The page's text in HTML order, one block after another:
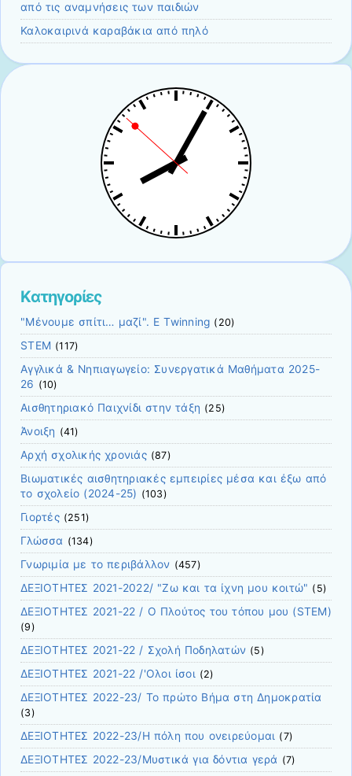
από τις αναμνήσεις των παιδιών
Καλοκαιρινά καραβάκια από πηλό
Kατηγορίες
"Mένουμε σπίτι… μαζί". E Twinning (20)
STEM (117)
Αγγλικά & Νηπιαγωγείο: Συνεργατικά Μαθήματα 2025-
26 (10)
Αισθητηριακό Παιχνίδι στην τάξη (25)
Άνοιξη (41)
Αρχή σχολικής χρονιάς(87)
Βιωματικές αισθητηριακές εμπειρίες μέσα και έξω από
το σχολείο (2024-25) (103)
Γιορτές(251)
Γλώσσα (134)
Γνωριμία με το περιβάλλον (457)
ΔΕΞΙΟΤΗΤΕΣ 2021-2022/ "Ζω και τα ίχνη μου κοιτώ" (5)
ΔΕΞΙΟΤΗΤΕΣ 2021-22 / Ο Πλούτος του τόπου μου (STEM)
(9)
ΔΕΞΙΟΤΗΤΕΣ 2021-22 / Σχολή Ποδηλατών (5)
ΔΕΞΙΟΤΗΤΕΣ 2021-22 /'Ολοι ίσοι(2)
ΔΕΞΙΟΤΗΤΕΣ 2022-23/ Το πρώτο Βήμα στη Δημοκρατία
(3)
ΔΕΞΙΟΤΗΤΕΣ 2022-23/Η πόλη που ονειρεύομαι (7)
ΔΕΞΙΟΤΗΤΕΣ 2022-23/Μυστικά για δόντια γερά (7)